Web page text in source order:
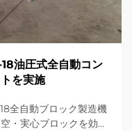
油圧式全自動コン
を実施
全自動ブロック製造機
・実心ブロックを効率